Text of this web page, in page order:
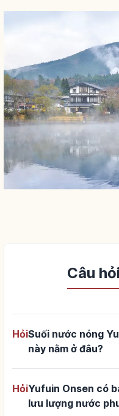
Câu
HỏiSuối nước nóng
này nằm ở đâu?
HỏiYufuin Onsen có
lưu lượng nước